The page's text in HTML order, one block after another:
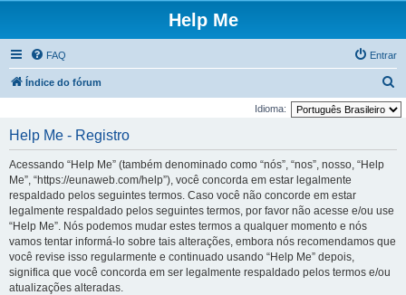
Help Me
FAQ Entrar
Índice do fórum
e
Idioma:
Help Me - Registro
Acessando “Help Me” (também denominado como “nós”, “nos”, nosso, “Help
Me”, “https://eunaweb.com/help”), você concorda em estar legalmente
respaldado pelos seguintes termos. Caso você não concorde em estar
legalmente respaldado pelos seguintes termos, por favor não acesse e/ou use
“Help Me”. Nós podemos mudar estes termos a qualquer momento e nós
vamos tentar informá-lo sobre tais alterações, embora nós recomendamos que
você revise isso regularmente e continuado usando “Help Me” depois,
significa que você concorda em ser legalmente respaldado pelos termos e/ou
atualizações alteradas.